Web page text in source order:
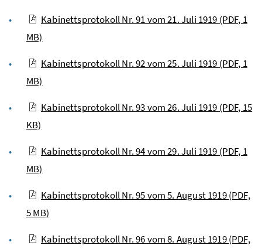
Kabinettsprotokoll Nr. 91 vom 21. Juli 1919 (PDF, 1
MB)
Kabinettsprotokoll Nr. 92 vom 25. Juli 1919 (PDF, 1
MB)
Kabinettsprotokoll Nr. 93 vom 26. Juli 1919 (PDF, 15
KB)
Kabinettsprotokoll Nr. 94 vom 29. Juli 1919 (PDF, 1
MB)
Kabinettsprotokoll Nr. 95 vom 5. August 1919(PDF,
5 MB)
Kabinettsprotokoll Nr. 96 vom 8. August 1919(PDF,